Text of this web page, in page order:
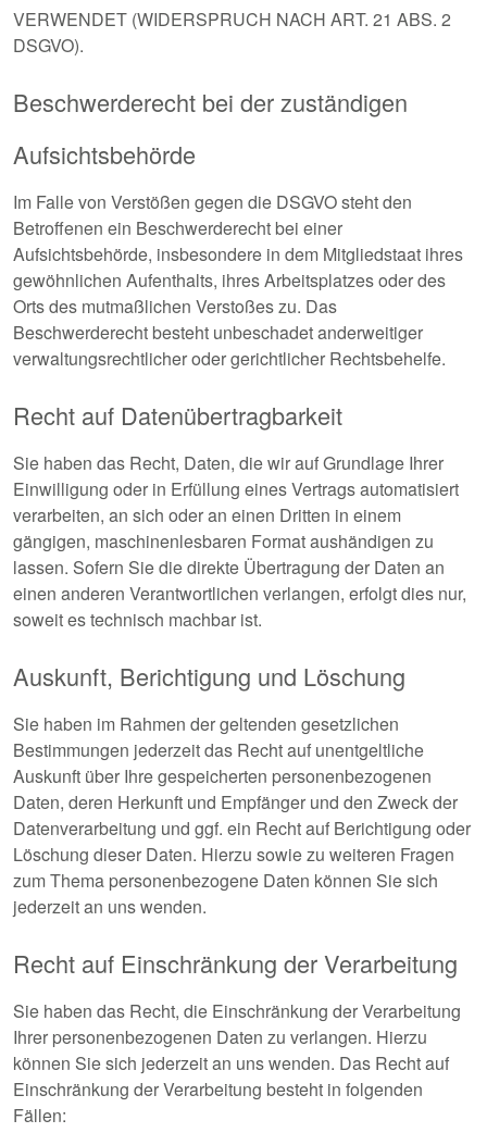
VERWENDET (WIDERSPRUCH NACH ART. 21 ABS. 2
DSGVO).
Beschwerderecht bei der zuständigen
Aufsichtsbehörde
Im Falle von Verstößen gegen die DSGVO steht den
Betroffenen ein Beschwerderecht bei einer
Aufsichtsbehörde, insbesondere in dem Mitgliedstaat ihres
gewöhnlichen Aufenthalts, ihres Arbeitsplatzes oder des
Orts des mutmaßlichen Verstoßes zu. Das
Beschwerderecht besteht unbeschadet anderweitiger
verwaltungsrechtlicher oder gerichtlicher Rechtsbehelfe.
Recht auf Datenübertragbarkeit
Sie haben das Recht, Daten, die wir auf Grundlage Ihrer
Einwilligung oder in Erfüllung eines Vertrags automatisiert
verarbeiten, an sich oder an einen Dritten in einem
gängigen, maschinenlesbaren Format aushändigen zu
lassen. Sofern Sie die direkte Übertragung der Daten an
einen anderen Verantwortlichen verlangen, erfolgt dies nur,
soweit es technisch machbar ist.
Auskunft, Berichtigung und Löschung
Sie haben im Rahmen der geltenden gesetzlichen
Bestimmungen jederzeit das Recht auf unentgeltliche
Auskunft über Ihre gespeicherten personenbezogenen
Daten, deren Herkunft und Empfänger und den Zweck der
Datenverarbeitung und ggf. ein Recht auf Berichtigung oder
Löschung dieser Daten. Hierzu sowie zu weiteren Fragen
zum Thema personenbezogene Daten können Sie sich
jederzeit an uns wenden.
Recht auf Einschränkung der Verarbeitung
Sie haben das Recht, die Einschränkung der Verarbeitung
Ihrer personenbezogenen Daten zu verlangen. Hierzu
können Sie sich jederzeit an uns wenden. Das Recht auf
Einschränkung der Verarbeitung besteht in folgenden
Fällen: